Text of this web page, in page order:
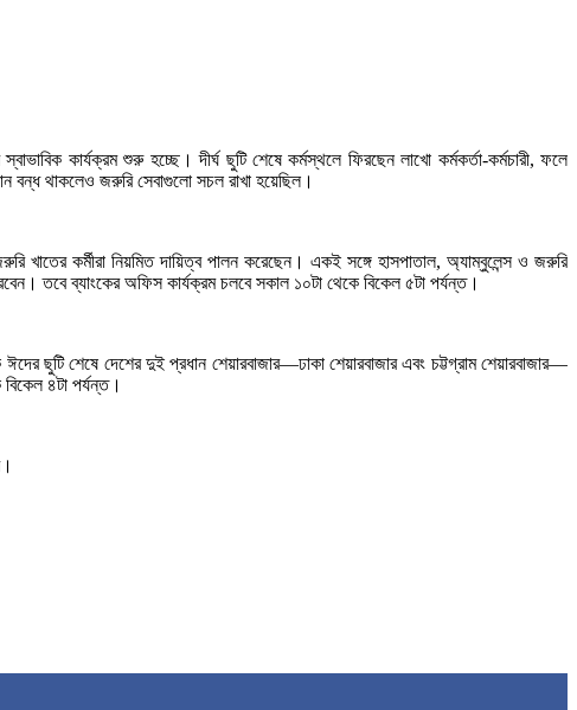
কার্যক্রম শুরু হচ্ছে। দীর্ঘ ছুটি শেষে কর্মস্থলে ফিরছেন লাখো কর্মকর্তা-কর্মচারী, ফলে
বন্ধ থাকলেও জরুরি সেবাগুলো সচল রাখা হয়েছিল।
খাতের কর্মীরা নিয়মিত দায়িত্ব পালন করেছেন। একই সঙ্গে হাসপাতাল, অ্যাম্বুলেন্স ও জরুরি
তবে ব্যাংকের অফিস কার্যক্রম চলবে সকাল ১০টা থেকে বিকেল ৫টা পর্যন্ত।
ছুটি শেষে দেশের দুই প্রধান শেয়ারবাজার—ঢাকা শেয়ারবাজার এবং চট্টগ্রাম শেয়ারবাজার—
৪টা পর্যন্ত।